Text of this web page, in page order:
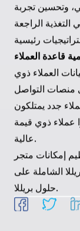
الأسئلة الشائعة
شوبفاي؟ العميل
في إيراداتك،
قيم طلبات
ذوي القيمة
المبيعات،
وإجراء تحليل RFM، وتجزئة العملاء بناءً على تكرار الشراء
وقيمة الطلب.
بالعملاء ذوي
وتحسين تجربة
التغذية الراجعة